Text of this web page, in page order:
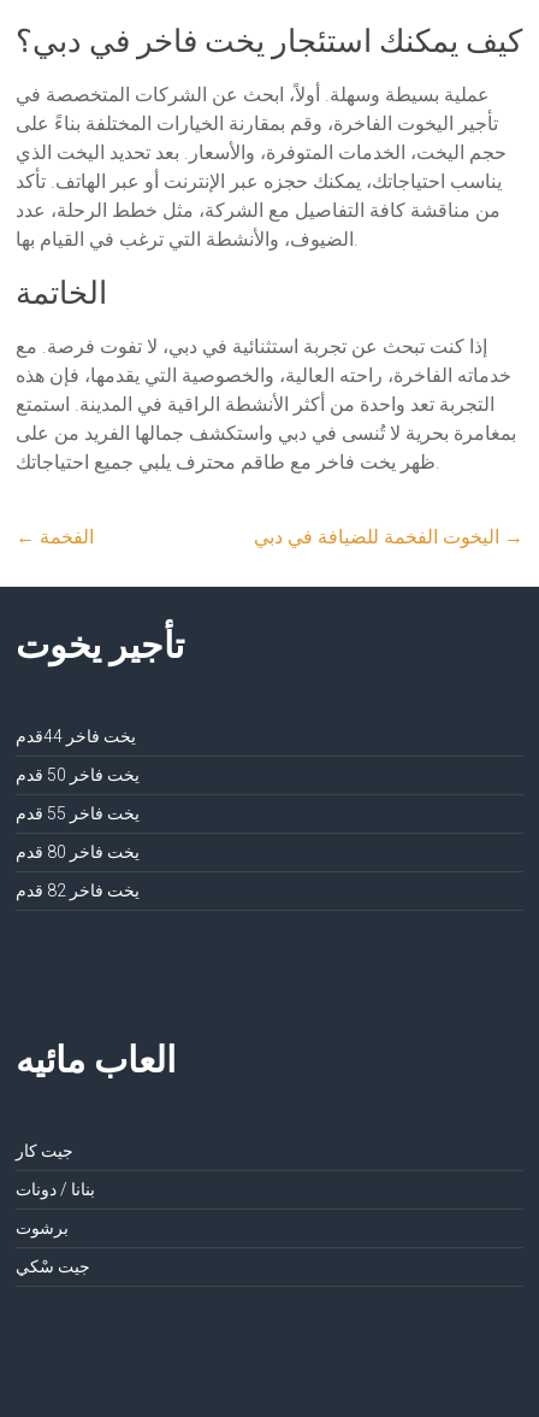
كيف يمكنك استئجار يخت فاخر في دبي؟
عملية بسيطة وسهلة. أولاً، ابحث عن الشركات المتخصصة في
تأجير اليخوت الفاخرة، وقم بمقارنة الخيارات المختلفة بناءً على
حجم اليخت، الخدمات المتوفرة، والأسعار. بعد تحديد اليخت الذي
يناسب احتياجاتك، يمكنك حجزه عبر الإنترنت أو عبر الهاتف. تأكد
من مناقشة كافة التفاصيل مع الشركة، مثل خطط الرحلة، عدد
الضيوف، والأنشطة التي ترغب في القيام بها.
الخاتمة
إذا كنت تبحث عن تجربة استثنائية في دبي، لا تفوت فرصة. مع
خدماته الفاخرة، راحته العالية، والخصوصية التي يقدمها، فإن هذه
التجربة تعد واحدة من أكثر الأنشطة الراقية في المدينة. استمتع
بمغامرة بحرية لا تُنسى في دبي واستكشف جمالها الفريد من على
ظهر يخت فاخر مع طاقم محترف يلبي جميع احتياجاتك.
← الفخمة →
تأجير يخوت
يخت فاخر 44قدم
يخت فاخر 50 قدم
يخت فاخر 55 قدم
يخت فاخر 80 قدم
يخت فاخر 82 قدم
العاب مائيه
جيت كار
بنانا / دونات
برشوت
جيت سْكي